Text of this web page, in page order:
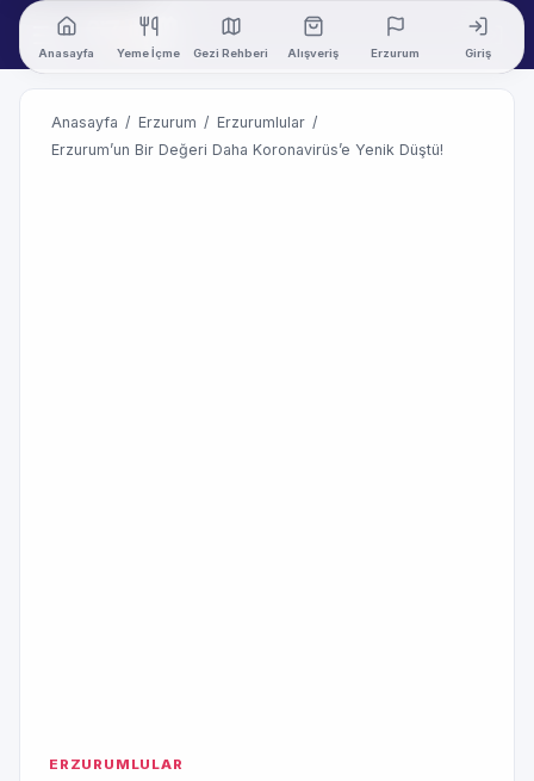
Anasayfa Yeme İçme Gezi Rehberi Alışveriş Erzurum Giriş
Anasayfa / Erzurum / Erzurumlular /
Erzurum’un Bir Değeri Daha Koronavirüs’e Yenik Düştü!
ERZURUMLULAR